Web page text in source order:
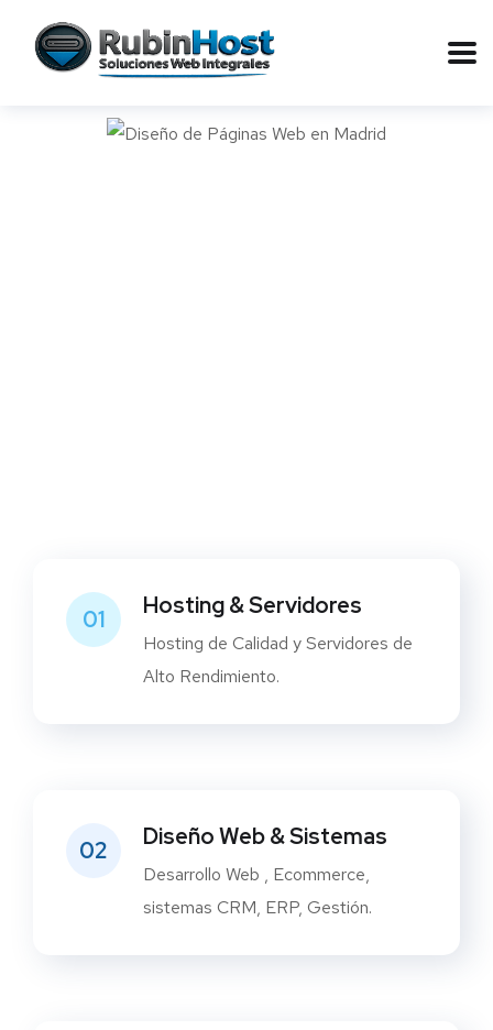
01 Hosting & Servidores
Hosting de Calidad y Servidores de
Alto Rendimiento.
02 Diseño Web & Sistemas
Desarrollo Web , Ecommerce,
sistemas CRM, ERP, Gestión.